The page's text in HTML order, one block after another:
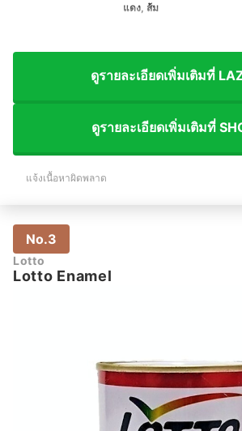
แดง, ส้ม
ดูรายละเอียดเพิ่มเติมที่
ดูรายละเอียดเพิ่มเติมที่
แจ้งเนื้อหาผิดพลาด
No.3
Lotto
Lotto Enamel